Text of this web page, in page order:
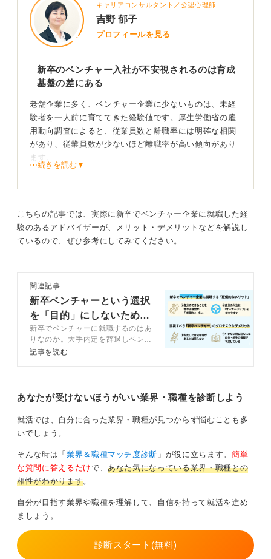
入社後は「最初の90日プラン」を作成し、週次で壁打ち
相手を確保することで伸びを可視化できます。
ベンチャーは環境の不確実性を学習速度で上回れる人に
「探索・0→1」かを見極めて決めましょう。
0
キャリアコンサルタント／公認心理師
吉野 郁子
プロフィールを見る
新卒のベンチャー入社が不安視されるのは育成
基盤の差にある
老舗企業に多く、ベンチャー企業に少ないものは、未経
験者を一人前に育ててきた経験値です。厚生労働省の雇
用動向調査によると、従業員数と離職率には明確な相関
があり、従業員数が少ないほど離職率が高い傾向があり
ます。
さい企業へ移る人が多く、小規模企業から大企業へ転職
このことから、社会人としてのスタートを切る際には、
規模の大きい企業を選ぶほど、その後の転職の選択肢が
はどちらか」という視点で判断すると良いでしょう。
統計的な正論としては、このような結論になります。
自分の人生を自分で背負う責任感や覚悟が大切
社風に惹かれる人も多いでしょう。
結局のところ、「ベンチャーか大企業か」という迷い
分で引き受ける覚悟が問われるのだと思います。
0
⋯続きを読む▼
こちらの記事では、実際に新卒でベンチャー企業に就職した経
験のあるアドバイザーが、メリット・デメリットなどを解説し
ているので、ぜひ参考にしてみてください。
関連記事
新卒ベンチャーという選択
を「目的」にしないための
解像度の上げ方ー「成長」
という言葉を疑え
新卒でベンチャーに就職するのはあ
りなのか。大手内定を辞退しベンチ
ャーを選んだキャリアコンサルタン
わかる専門家書き下ろしコンテンツ
です。
記事を読む
あなたが受けないほうがいい業界・職種を診断しよう
就活では、自分に合った業界・職種が見つからず悩むことも多
いでしょう。
そんな時は「 業界＆職種マッチ度診断 」が役に立ちます。 簡単
な質問に答えるだけで、あなた気になっている業界・職種との
相性がわかります。
自分が目指す業界や職種を理解して、自信を持って就活を進め
ましょう。
診断スタート(無料)